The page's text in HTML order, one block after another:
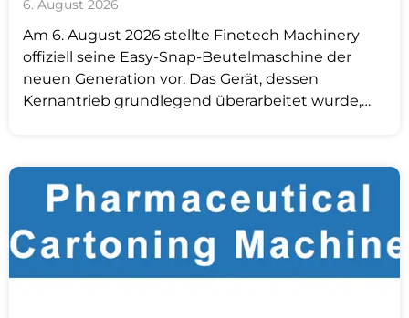
6. August 2026
Am 6. August 2026 stellte Finetech Machinery
offiziell seine Easy-Snap-Beutelmaschine der
neuen Generation vor. Das Gerät, dessen
Kernantrieb grundlegend überarbeitet wurde,